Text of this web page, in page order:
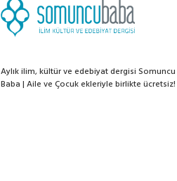
Aylık ilim, kültür ve edebiyat dergisi Somuncu
Baba | Aile ve Çocuk ekleriyle birlikte ücretsiz!